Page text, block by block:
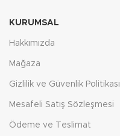
KURUMSAL
Hakkımızda
Mağaza
Gizlilik ve Güvenlik Politikası
Mesafeli Satış Sözleşmesi
Ödeme ve Teslimat